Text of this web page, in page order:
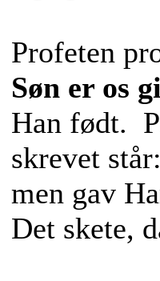
Profeten
Søn er os
Han født.
skrevet
men gav
Det skete,